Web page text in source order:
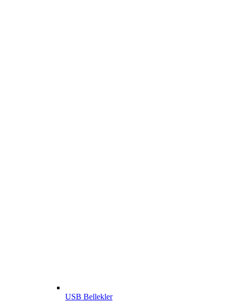
USB Bellekler